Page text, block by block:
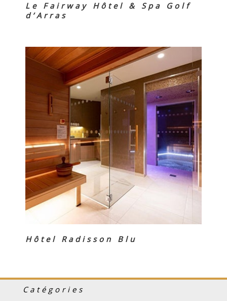
Le Fairway Hôtel & Spa Golf
d’Arras
Hôtel Radisson Blu
Catégories